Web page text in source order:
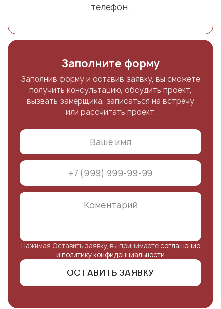
телефон.
Заполните форму
Заполнив форму и оставив заявку, вы сможете
получить консультацию, обсудить проект,
вызвать замерщика, записаться на встречу
или рассчитать проект.
Нажимая Оставить заявку, вы принимаете соглашение
и политику конфиденциальности
ОСТАВИТЬ ЗАЯВКУ